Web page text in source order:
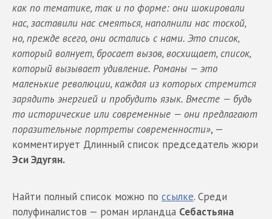
как по тематике, так и по форме: они шокировали
нас, заставили нас смеяться, наполнили нас тоской,
но, прежде всего, они остались с нами. Это список,
который волнует, бросает вызов, восхищает, список,
который вызывает удивление. Романы — это
маленькие революции, каждая из которых стремится
зарядить энергией и пробудить язык. Вместе — будь
то исторические или современные — они предлагают
поразительные портреты современности», —
комментирует Длинный список председатель жюри
Эси Эдугян.
Найти полный список можно по ссылке. Среди
полуфиналистов — роман ирландца Себастьяна